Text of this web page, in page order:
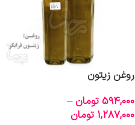
روغن زیتون
594,000تومان –
1,287,000 تومان